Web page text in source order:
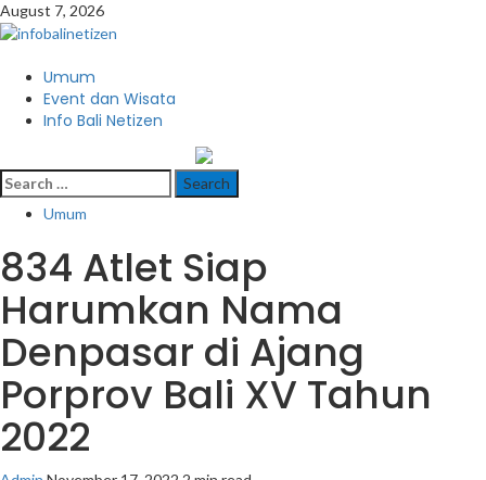
Skip
to
August 7, 2026
Primary
Menu
Umum
Event dan Wisata
Info Bali Netizen
Search
for:
Umum
834 Atlet Siap
Harumkan Nama
Denpasar di Ajang
Porprov Bali XV Tahun
2022